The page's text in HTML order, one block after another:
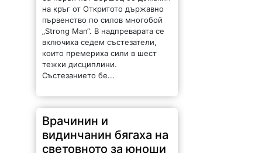
Врачинин и
видинчанин бягаха на
световното за юноши
в САЩ